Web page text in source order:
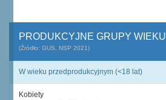
PRODUKCYJNE GRUPY WIEKU
(Źródło: GUS, NSP 2021)
W wieku przedprodukcyjnym (<18 lat)
Kobiety